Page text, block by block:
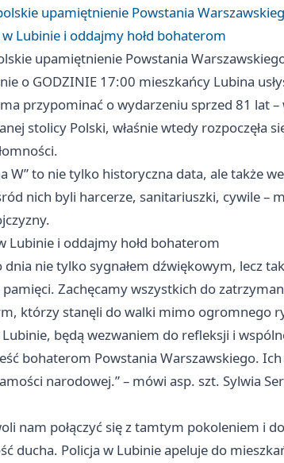
upamiętnienie Powstania
Lubinie i oddajmy hołd bohaterom
upamiętnienie Powstania
o GODZINIE 17:00 mieszkańcy Lubina
przypominać o wydarzeniu sprzed 81 lat
stolicy Polski, właśnie wtedy rozpoczęła
W” to nie tylko historyczna data, ale także
nich byli harcerze, sanitariuszki, cywile –
Lubinie i oddajmy hołd bohaterom
nie tylko sygnałem dźwiękowym, lecz
Zachęcamy wszystkich do
którzy stanęli do walki mimo ogromnego
Lubinie, będą wezwaniem do refleksji i
bohaterom Powstania Warszawskiego.
narodowej.” – mówi asp. szt. Sylwia
nam połączyć się z tamtym pokoleniem i
ducha. Policja w Lubinie apeluje do